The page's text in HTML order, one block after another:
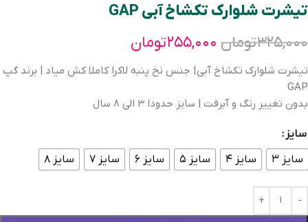
تیشرت شلوارک تکشاخ آبی GAP
۳۲۵,۰۰۰تومان ۲۵۵,۰۰۰تومان
تیشرت شلوارک تکشاخ آبی | جنس نخ پنبه لاکرا کاملا کش میاد | برند گپ
GAP
بدون تغییر رنگ و آبرفت | سایز حدودا ۳ الی ۸ سال
سایز
سایز ۳
سایز ۴ سایز ۵ سایز ۶ سایز ۷ سایز ۸